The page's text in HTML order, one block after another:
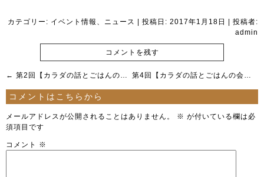
カテゴリー: イベント情報 、 ニュース | 投稿日: 2017年1月18日
投稿者:
admin
コメントを残す
← 第2回【カラダの話とごはんの会】 第4回【カラダの話とごはんの会】
コメントはこちらから
メールアドレスが公開されることはありません。 ※ が付いている欄は必
須項目です
コメント ※